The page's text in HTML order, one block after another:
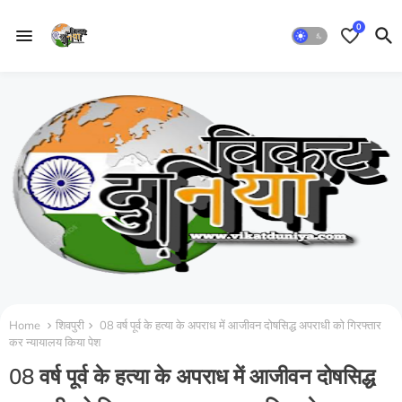
0
Home शिवपुरी
08 वर्ष पूर्व के हत्या के अपराध में आजीवन दोषसिद्ध अपराधी को गिरफ्तार
कर न्यायालय किया पेश
08 वर्ष पूर्व के हत्या के अपराध में आजीवन दोषसिद्ध